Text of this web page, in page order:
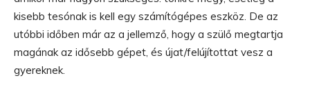
kisebb tesónak is kell egy számítógépes eszköz. De az
utóbbi időben már az a jellemző, hogy a szülő megtartja
magának az idősebb gépet, és újat/felújítottat vesz a
gyereknek.